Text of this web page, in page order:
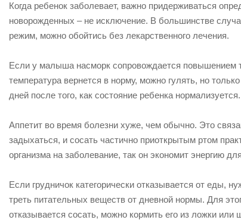
Когда ребенок заболевает, важно придерживаться
новорожденных – не исключение. В большинстве
режим, можно обойтись без лекарственного лечения.
Если у малыша насморк сопровождается повышением
температура вернется в норму, можно гулять, но
дней после того, как состояние ребенка нормализуется.
Аппетит во время болезни хуже, чем обычно. Это
задыхаться, и сосать частично приоткрытым ртом
организма на заболевание, так он экономит энергию
Если грудничок категорически отказывается от еды,
треть питательных веществ от дневной нормы. Для
отказывается сосать, можно кормить его из ложки